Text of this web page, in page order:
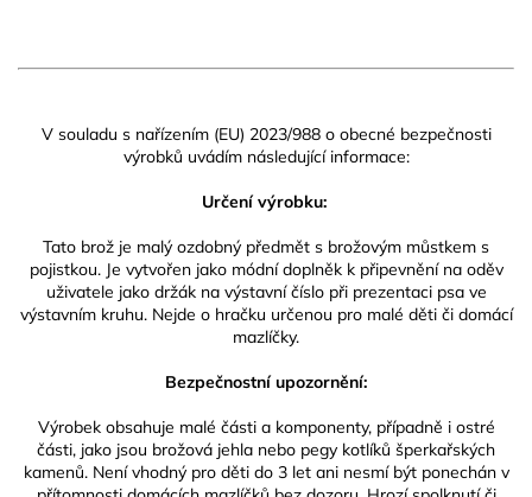
V souladu s nařízením (EU) 2023/988 o obecné bezpečnosti
výrobků uvádím následující informace:
Určení výrobku:
Tato brož je malý ozdobný předmět s brožovým můstkem s
pojistkou. Je vytvořen jako módní doplněk k připevnění na oděv
uživatele jako držák na výstavní číslo při prezentaci psa ve
výstavním kruhu. Nejde o hračku určenou pro malé děti či domácí
mazlíčky.
Bezpečnostní upozornění:
Výrobek obsahuje malé části a komponenty, případně i ostré
části, jako jsou brožová jehla nebo pegy kotlíků šperkařských
kamenů. Není vhodný pro děti do 3 let ani nesmí být ponechán v